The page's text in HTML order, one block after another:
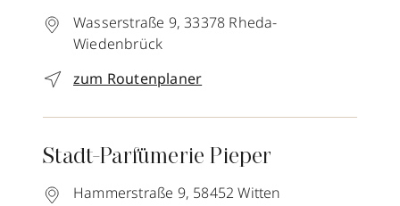
Wasserstraße 9, 33378 Rheda-
Wiedenbrück
zum Routenplaner
Stadt-Parfümerie Pieper
Hammerstraße 9, 58452 Witten